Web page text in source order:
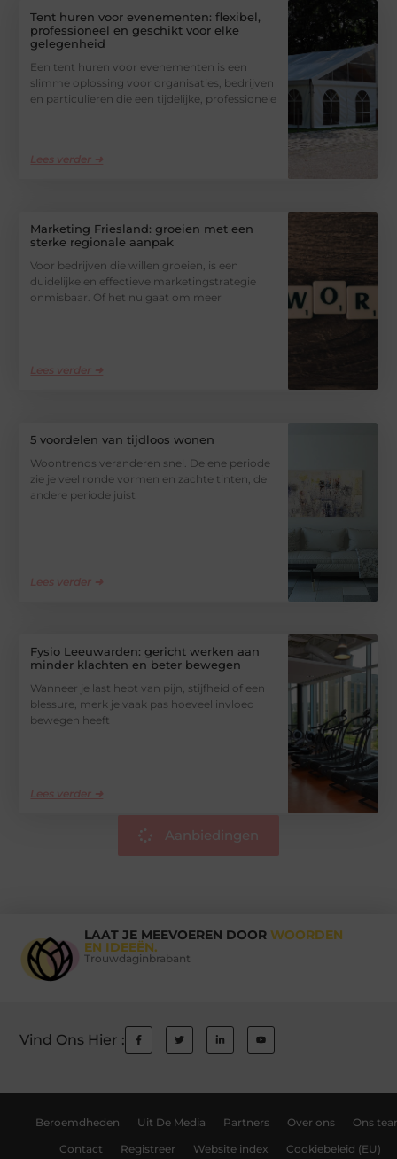
Tent huren voor evenementen: flexibel,
professioneel en geschikt voor elke
gelegenheid
Een tent huren voor evenementen is een
slimme oplossing voor organisaties, bedrijven
en particulieren die een tijdelijke, professionele
Lees verder ➜
Marketing Friesland: groeien met een
sterke regionale aanpak
Voor bedrijven die willen groeien, is een
duidelijke en effectieve marketingstrategie
onmisbaar. Of het nu gaat om meer
Lees verder ➜
5 voordelen van tijdloos wonen
Woontrends veranderen snel. De ene periode
zie je veel ronde vormen en zachte tinten, de
andere periode juist
Lees verder ➜
Fysio Leeuwarden: gericht werken aan
minder klachten en beter bewegen
Wanneer je last hebt van pijn, stijfheid of een
blessure, merk je vaak pas hoeveel invloed
bewegen heeft
Lees verder ➜
Aanbiedingen
LAAT JE MEEVOEREN DOOR WOORDEN
EN IDEEËN.
Trouwdaginbrabant
Vind Ons Hier :
Beroemdheden Uit De Media Partners Over ons Ons
Contact Registreer Website index Cookiebeleid (EU)